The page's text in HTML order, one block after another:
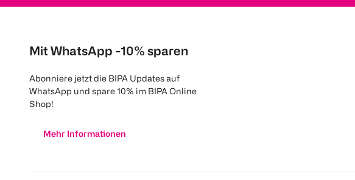
Mit WhatsApp -10% sparen
Abonniere jetzt die BIPA Updates auf
WhatsApp und spare 10% im BIPA Online
Shop!
Mehr Informationen